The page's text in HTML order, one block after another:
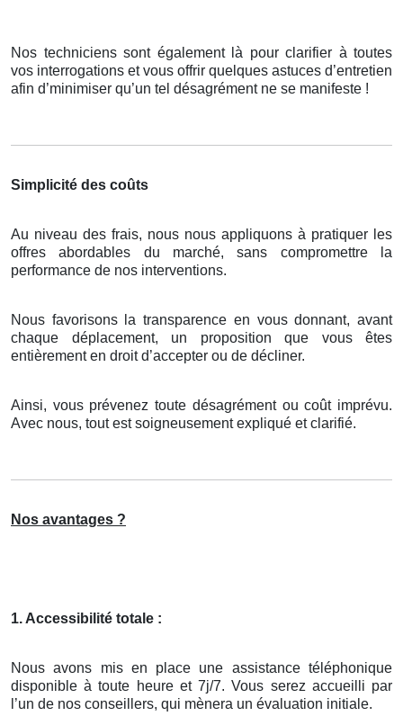
Nos techniciens sont également là pour clarifier à toutes
vos interrogations et vous offrir quelques astuces d’entretien
afin d’minimiser qu’un tel désagrément ne se manifeste !
Simplicité des coûts
Au niveau des frais, nous nous appliquons à pratiquer les
offres abordables du marché, sans compromettre la
performance de nos interventions.
Nous favorisons la transparence en vous donnant, avant
chaque déplacement, un proposition que vous êtes
entièrement en droit d’accepter ou de décliner.
Ainsi, vous prévenez toute désagrément ou coût imprévu.
Avec nous, tout est soigneusement expliqué et clarifié.
Nos avantages ?
1. Accessibilité totale :
Nous avons mis en place une assistance téléphonique
disponible à toute heure et 7j/7. Vous serez accueilli par
l’un de nos conseillers, qui mènera un évaluation initiale.